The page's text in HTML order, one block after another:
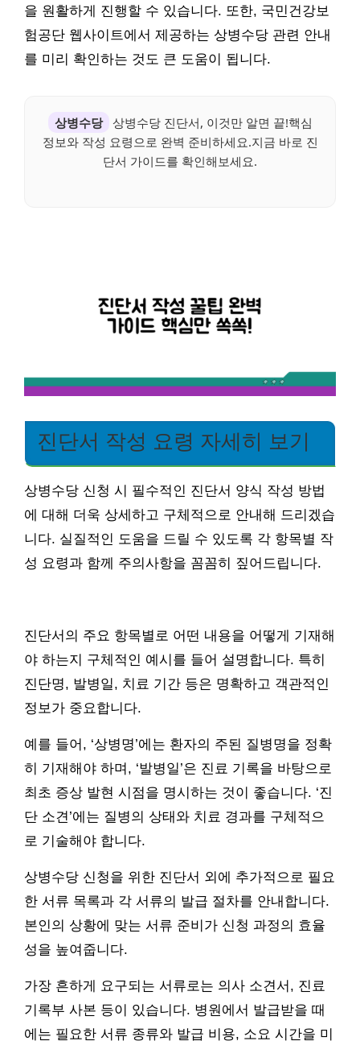
을 원활하게 진행할 수 있습니다. 또한, 국민건강보
험공단 웹사이트에서 제공하는 상병수당 관련 안내
를 미리 확인하는 것도 큰 도움이 됩니다.
상병수당
상병수당 진단서, 이것만 알면 끝!핵심
정보와 작성 요령으로 완벽 준비하세요.지금 바로 진
단서 가이드를 확인해보세요.
진단서 작성 요령 자세히 보기
상병수당 신청 시 필수적인 진단서 양식 작성 방법
에 대해 더욱 상세하고 구체적으로 안내해 드리겠습
니다. 실질적인 도움을 드릴 수 있도록 각 항목별 작
성 요령과 함께 주의사항을 꼼꼼히 짚어드립니다.
진단서의 주요 항목별로 어떤 내용을 어떻게 기재해
야 하는지 구체적인 예시를 들어 설명합니다. 특히
진단명, 발병일, 치료 기간 등은 명확하고 객관적인
정보가 중요합니다.
예를 들어, ‘상병명’에는 환자의 주된 질병명을 정확
히 기재해야 하며, ‘발병일’은 진료 기록을 바탕으로
최초 증상 발현 시점을 명시하는 것이 좋습니다. ‘진
단 소견’에는 질병의 상태와 치료 경과를 구체적으
로 기술해야 합니다.
상병수당 신청을 위한 진단서 외에 추가적으로 필요
한 서류 목록과 각 서류의 발급 절차를 안내합니다.
본인의 상황에 맞는 서류 준비가 신청 과정의 효율
성을 높여줍니다.
가장 흔하게 요구되는 서류로는 의사 소견서, 진료
기록부 사본 등이 있습니다. 병원에서 발급받을 때
에는 필요한 서류 종류와 발급 비용, 소요 시간을 미